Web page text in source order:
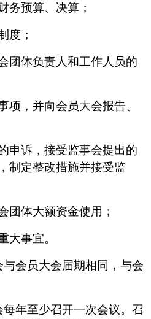
预算、决算；
；
体负责人和工作人员的
，并向会员大会报告、
诉，接受监事会提出的
制定整改措施并接受监
体大额资金使用；
事宜。
与会员大会届期相同，与会
每年至少召开一次会议。召